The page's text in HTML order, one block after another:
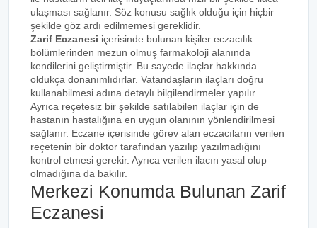
ulaşması sağlanır. Söz konusu sağlık olduğu için hiçbir
şekilde göz ardı edilmemesi gereklidir.
Zarif Eczanesi içerisinde bulunan kişiler eczacılık
bölümlerinden mezun olmuş farmakoloji alanında
kendilerini geliştirmiştir. Bu sayede ilaçlar hakkında
oldukça donanımlıdırlar. Vatandaşların ilaçları doğru
kullanabilmesi adına detaylı bilgilendirmeler yapılır.
Ayrıca reçetesiz bir şekilde satılabilen ilaçlar için de
hastanın hastalığına en uygun olanının yönlendirilmesi
sağlanır. Eczane içerisinde görev alan eczacıların verilen
reçetenin bir doktor tarafından yazılıp yazılmadığını
kontrol etmesi gerekir. Ayrıca verilen ilacın yasal olup
olmadığına da bakılır.
Merkezi Konumda Bulunan Zarif
Eczanesi